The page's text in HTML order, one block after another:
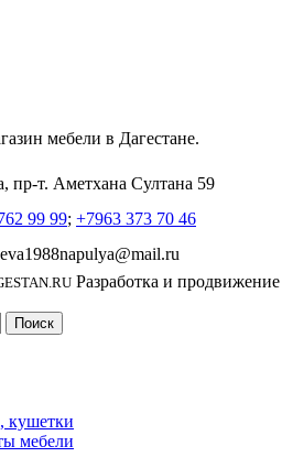
мебели в Дагестане.
пр-т. Аметхана Султана 59
99 99; +7963 373 70 46
Разработка и продвижение
Поиск
кушетки
мебели